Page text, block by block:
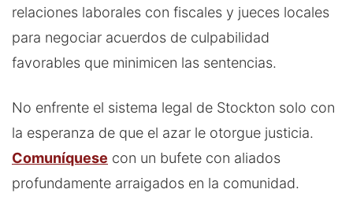
relaciones laborales con fiscales y jueces locales
para negociar acuerdos de culpabilidad
favorables que minimicen las sentencias.
No enfrente el sistema legal de Stockton solo con
la esperanza de que el azar le otorgue justicia.
Comuníquese con un bufete con aliados
profundamente arraigados en la comunidad.